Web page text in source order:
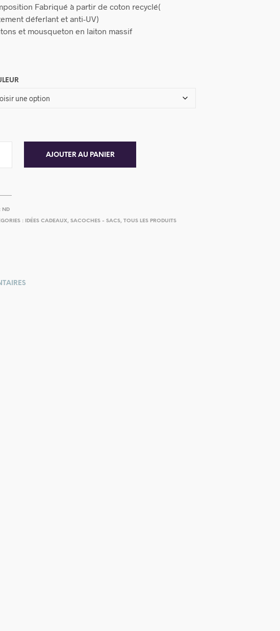
Fabriqué à partir de coton recyclé(
déferlant et anti-UV)
et mousqueton en laiton massif
AJOUTER AU PANIER
ND
: IDÉES CADEAUX,SACOCHES - SACS,TOUS LES PRODUITS